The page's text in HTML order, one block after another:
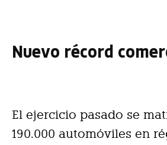
Nuevo récord
El ejercicio pasado se
190.000 automóviles en